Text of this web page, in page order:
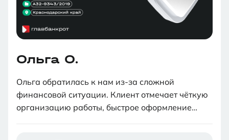
Ольга О.
Ольга обратилась к нам из-за сложной
финансовой ситуации. Клиент отмечает чёткую
организацию работы, быстрое оформление